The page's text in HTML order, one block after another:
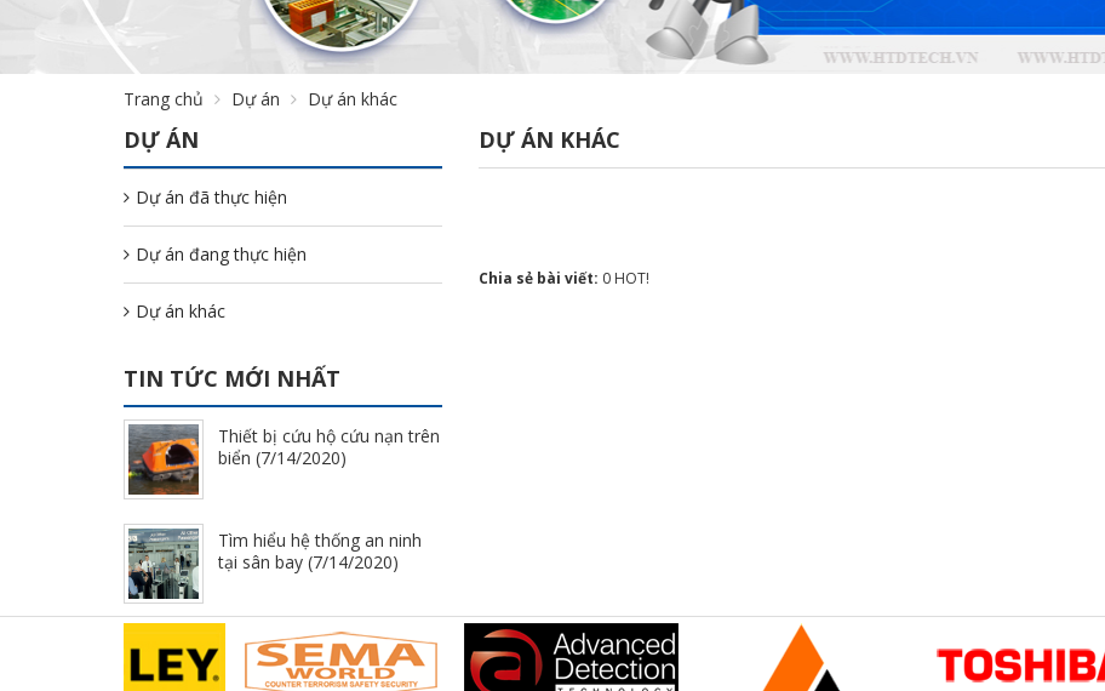
Trang chủ Dự án Dự án khác
DỰ ÁN KHÁC
Chia sẻ bài viết: 0 HOT!
DỰ ÁN
Dự án đã thực hiện
Dự án đang thực hiện
Dự án khác
TIN TỨC MỚI NHẤT
Thiết bị cứu hộ cứu nạn trên
biển (7/14/2020)
Tìm hiểu hệ thống an ninh
tại sân bay (7/14/2020)